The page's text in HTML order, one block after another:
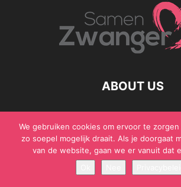
ABOUT US
© Samen Zwanger - Copyright - Gericht
We gebruiken cookies om ervoor te
zo soepel mogelijk draait. Als je doorgaat
van de website, gaan we er vanuit dat